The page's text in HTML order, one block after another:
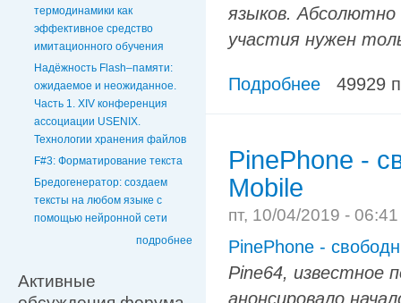
термодинамики как
эффективное средство
имитационного обучения
Надёжность Flash–памяти:
ожидаемое и неожиданное.
Часть 1. XIV конференция
ассоциации USENIX.
Технологии хранения файлов
F#3: Форматирование текста
Бредогенератор: создаем
тексты на любом языке с
помощью нейронной сети
подробнее
Активные
языков.
участия нужен
Подробнее 49929
PinePhone -
Mobile
пт, 10/04/2019 -
PinePhone -
Pine64, известное
анонсировало